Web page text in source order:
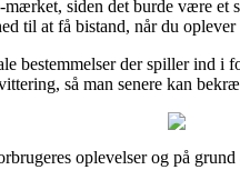
siden det burde være
til at få bistand, når du
bestemmelser der spiller ind
så man senere kan
oplevelser og på